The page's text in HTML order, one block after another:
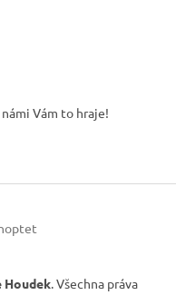
Vám to hraje!
Houdek. Všechna práva